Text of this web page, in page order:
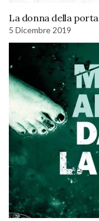
La donna della
5 Dicembre 2019